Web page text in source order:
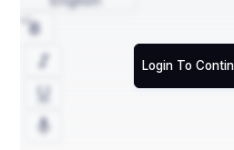
Login To